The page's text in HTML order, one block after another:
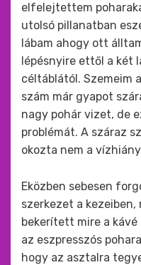
elfelejtettem
utolsó pillanatban
lábam ahogy ott
lépésnyire ettől a két
céltáblától. Szemeim
szám már gyapot
nagy pohár vizet, de
problémát. A száraz
okozta nem a
Eközben sebesen
szerkezet a
bekerített mire a
az eszpresszós
hogy az asztalra